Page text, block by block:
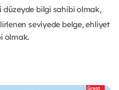
düzeyde bilgi sahibi olmak,
seviyede belge, ehliyet
olmak.